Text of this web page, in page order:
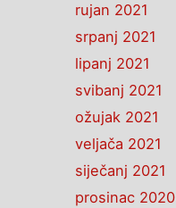
rujan 2021
srpanj 2021
lipanj 2021
svibanj 2021
ožujak 2021
veljača 2021
siječanj 2021
prosinac 2020